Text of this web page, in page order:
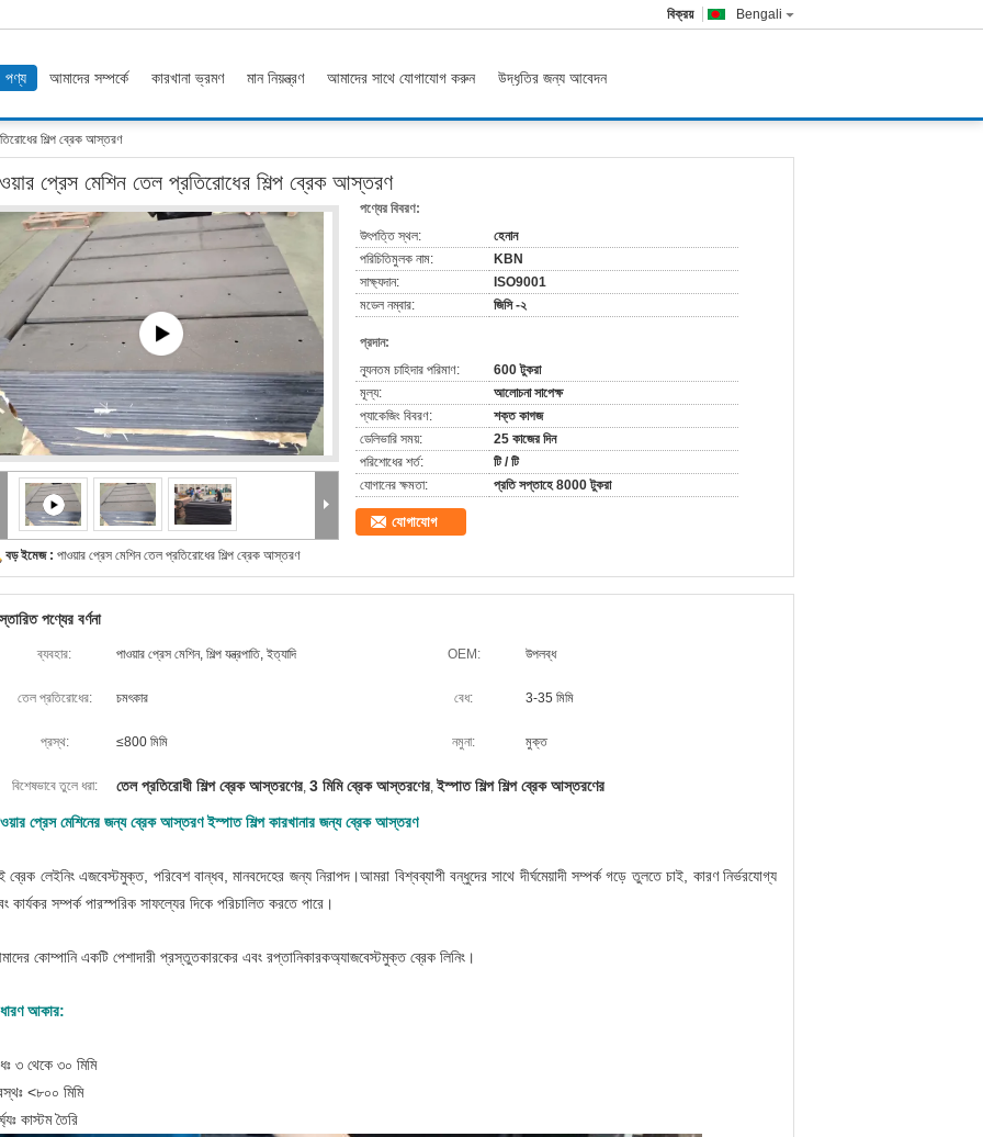
Bengali
বিক্রয়
পণ্য আমাদের সম্পর্কে কারখানা ভ্রমণ মান নিয়ন্ত্রণ আমাদের সাথে যোগাযোগ করুন উদ্ধৃতির জন্য আবেদন
শিল্প ব্রেক আস্তরণ
প্রেস মেশিন তেল প্রতিরোধের শিল্প ব্রেক আস্তরণ
বড় ইমেজ : পাওয়ার প্রেস মেশিন তেল প্রতিরোধের শিল্প ব্রেক আস্তরণ
পণ্যের বিবরণ:
উৎপত্তি স্থল:
হেনান
পরিচিতিমুলক নাম:
KBN
সাক্ষ্যদান:
ISO9001
মডেল নম্বার:
জিসি -২
প্রদান:
ন্যূনতম চাহিদার পরিমাণ:
600 টুকরা
মূল্য:
আলোচনা সাপেক্ষ
প্যাকেজিং বিবরণ:
শক্ত কাগজ
ডেলিভারি সময়:
25 কাজের দিন
পরিশোধের শর্ত:
টি / টি
যোগানের ক্ষমতা:
প্রতি সপ্তাহে 8000 টুকরা
যোগাযোগ
পণ্যের বর্ণনা
ব্যবহার: পাওয়ার প্রেস মেশিন, শিল্প যন্ত্রপাতি, ইত্যাদি OEM: উপলব্ধ
তেল প্রতিরোধের: চমৎকার বেধ: 3-35 মিমি
প্রস্থ: ≤800 মিমি নমুনা: মুক্ত
বিশেষভাবে তুলে ধরা: তেল প্রতিরোধী শিল্প ব্রেক আস্তরণের, 3 মিমি ব্রেক আস্তরণের, ইস্পাত শিল্প শিল্প ব্রেক আস্তরণের
প্রেস মেশিনের জন্য ব্রেক আস্তরণ ইস্পাত শিল্প কারখানার জন্য ব্রেক আস্তরণ
ব্রেক লেইনিং এজবেস্টমুক্ত, পরিবেশ বান্ধব, মানবদেহের জন্য নিরাপদ।আমরা বিশ্বব্যাপী বন্ধুদের সাথে দীর্ঘমেয়াদী সম্পর্ক গড়ে তুলতে চাই, কারণ নির্ভরযোগ্য
কার্যকর সম্পর্ক পারস্পরিক সাফল্যের দিকে পরিচালিত করতে পারে।
কোম্পানি একটি পেশাদারী প্রস্তুতকারকের এবং রপ্তানিকারকঅ্যাজবেস্টমুক্ত ব্রেক লিনিং।
আকার:
৩ থেকে ৩০ মিমি
<৮০০ মিমি
কাস্টম তৈরি